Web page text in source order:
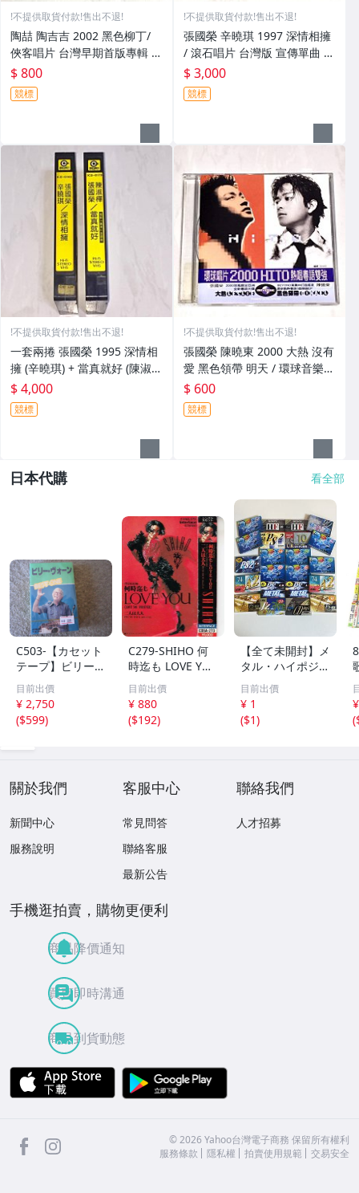
!不提供取貨付款!售出不退!
陶喆 陶吉吉 2002 黑色柳丁/
俠客唱片 台灣早期首版專輯 C
D / 附歌詞 好樂迪新歌練唱劵
回函卡
$ 800
競標
!不提供取貨付款!售出不退!
張國榮 辛曉琪 1997 深情相擁
/ 滾石唱片 台灣版 宣傳單曲 C
D / 選自 寵愛張國榮
$ 3,000
競標
!不提供取貨付款!售出不退!
一套兩捲 張國榮 1995 深情相
擁 (辛曉琪) + 當真就好 (陳淑
樺) 滾石唱片 台灣版 播映用宣
傳單曲 錄影帶 VHS (非CD錄音
帶卡帶)
$ 4,000
競標
!不提供取貨付款!售出不退!
張國榮 陳曉東 2000 大熱 沒有
愛 黑色領帶 明天 / 環球音樂
台灣版 三首歌 宣傳單曲 CD 電
台白色說明標貼
$ 600
競標
日本代購 看全部
C503-【カセット
テープ】ビリー・
ヴォーン ベス
ト BEST ONE
全２０曲
目前出價
¥ 2,750
($599)
C279-SHIHO 何
時迄も LOVE YO
U ※歌詞アリ
目前出價
¥ 880
($192)
【全て未開封】メ
タル・ハイポジ中
心 カセットテー
プ大量まとめ 約
1.7kg AXIA TDK
SONY maxell 生
目前出價
¥ 1
($1)
(
關於我們
新聞中心
服務說明
客服中心
常見問答
聯絡客服
最新公告
聯絡我們
人才招募
手機逛拍賣，購物更便利
商品降價通知
買賣即時溝通
商品到貨動態
APP Store
facebook ©2026 Yahoo台灣電子商務 保留所有權利
服務條款
隱私權 拍賣使用規範 交易安全